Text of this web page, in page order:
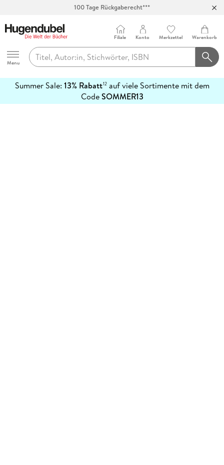
100 Tage Rückgaberecht***
Hugendubel
Menu
Filiale Konto Merkzettel Warenkorb
Summer Sale: 13% Rabatt12auf viele Sortimente mit dem
CodeSOMMER13
erfahren